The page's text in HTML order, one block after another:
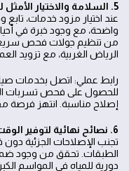
5. السلامة والاختيار الأمثل لشركة صيانة منازل الرياض
عند اختيار مزود خدمات،
واضحة، مع وجود خبرة في
من تنظيم جولات فحص
الرياض الغربية، مع تزويد
للحصول على فحص تسربات
إصلاح مناسبة. انتهز فرصة
6. نصائح نهائية لتوفير الوقت والمال
تجنب الإصلاحات الجزئية
الطبقات. تحقق من وجود
دورية للمياه في المواسم